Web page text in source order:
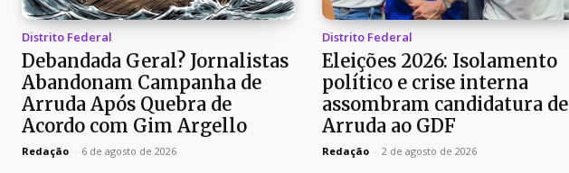
Distrito Federal
Debandada Geral? Jornalistas
Abandonam Campanha de
Arruda Após Quebra de
Acordo com Gim Argello
Redação - 6 de agosto de 2026
Distrito Federal
Eleições 2026: Isolamento
político e crise interna
assombram candidatura de
Arruda ao GDF
Redação - 2 de agosto de 2026